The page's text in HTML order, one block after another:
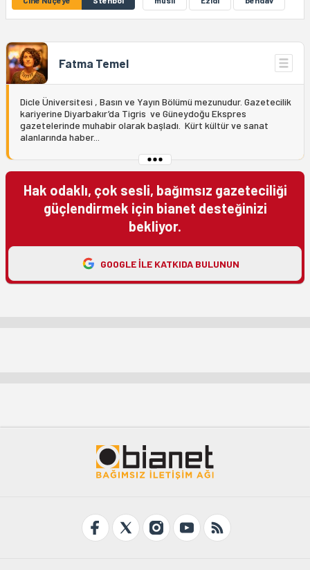
Fatma Temel
Dicle Üniversitesi , Basın ve Yayın Bölümü mezunudur. Gazetecilik
kariyerine Diyarbakır’da Tigris ve Güneydoğu Ekspres
gazetelerinde muhabir olarak başladı. Kürt kültür ve sanat
alanlarında haber...
Hak odaklı, çok sesli, bağımsız gazeteciliği
güçlendirmek için bianet desteğinizi
bekliyor.
GOOGLE ILE KATKIDA BULUNUN